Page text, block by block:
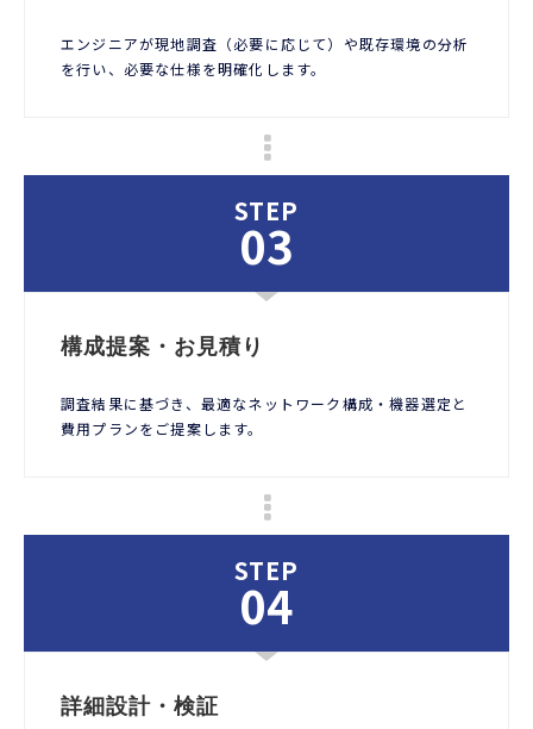
エンジニアが現地調査（必要に応じて）や既存環境の分析
を行い、必要な仕様を明確化します。
STEP
03
構成提案・お見積り
調査結果に基づき、最適なネットワーク構成・機器選定と
費用プランをご提案します。
STEP
04
詳細設計・検証